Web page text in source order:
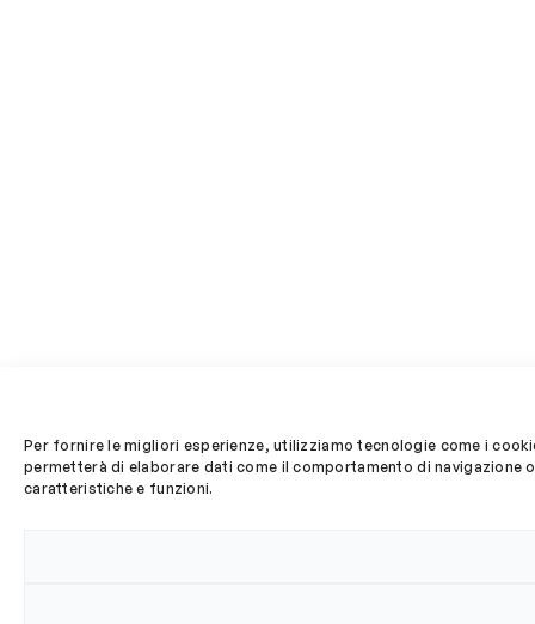
Per fornire le migliori esperienze, utilizziamo tecnologie come i
permetterà di elaborare dati come il comportamento di navigazione
caratteristiche e funzioni.